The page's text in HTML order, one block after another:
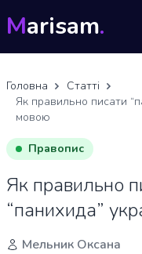
Marisam.
Головна
Статті
Як правильно писати
мовою
Правопис
Як правильно
“панихида”
Мельник Оксана